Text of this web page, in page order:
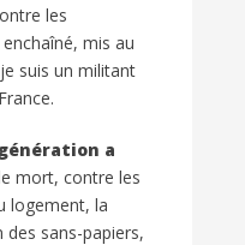
les
mis au
suis un militant
a
mort, contre les
logement, la
sans-papiers,